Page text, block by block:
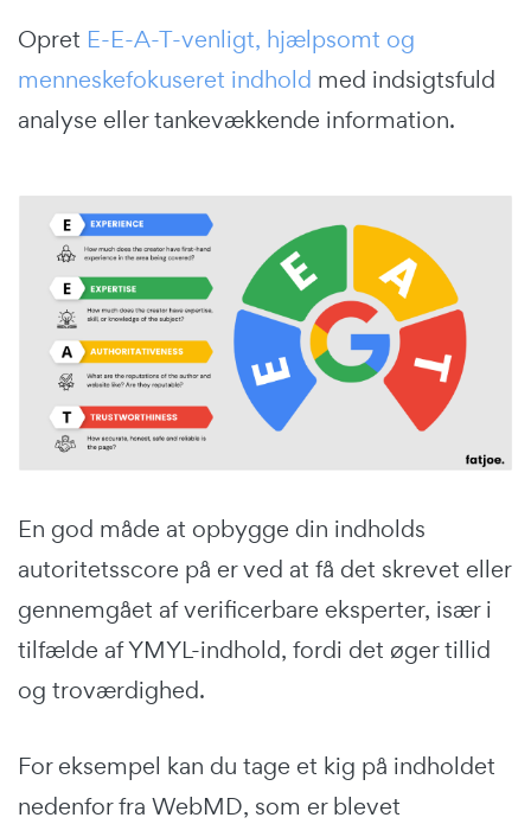
Opret E-E-A-T-venligt, hjælpsomt og
menneskefokuseret indhold med indsigtsfuld
analyse eller tankevækkende information.
En god måde at opbygge din indholds
autoritetsscore på er ved at få det skrevet eller
gennemgået af verificerbare eksperter, især i
tilfælde af YMYL-indhold, fordi det øger tillid
og troværdighed.
For eksempel kan du tage et kig på indholdet
nedenfor fra WebMD, som er blevet